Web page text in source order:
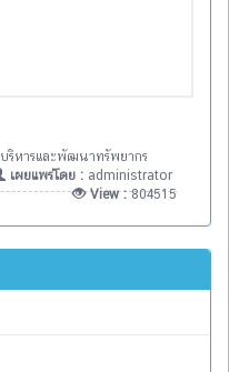
ริหารและพัฒนาทรัพยากร
เผยแพร่โดย : administrator
View :804515